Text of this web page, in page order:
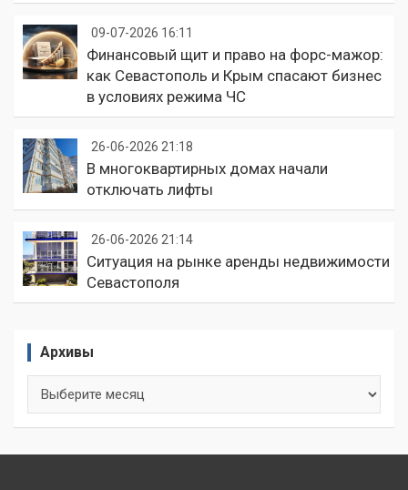
09-07-2026 16:11
Финансовый щит и право на форс-мажор:
как Севастополь и Крым спасают бизнес
в условиях режима ЧС
26-06-2026 21:18
В многоквартирных домах начали
отключать лифты
26-06-2026 21:14
Ситуация на рынке аренды недвижимости
Севастополя
Архивы